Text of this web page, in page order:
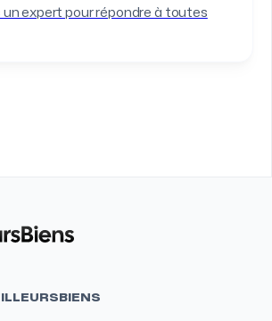
expert pour répondre à toutes